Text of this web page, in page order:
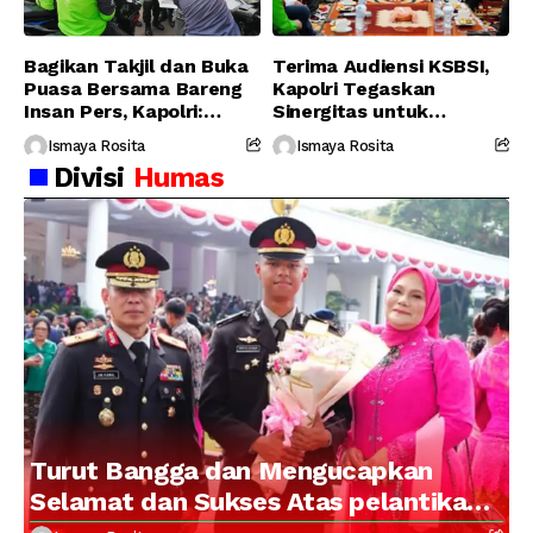
Bagikan Takjil dan Buka
Puasa Bersama Bareng
Insan Pers, Kapolri:
Suara Media Suara
Publik
Ismaya Rosita
Terima Audiensi KSBSI,
Kapolri Tegaskan
Sinergitas untuk
Perjuangkan Hak Buruh
Ismaya Rosita
Divisi Humas
Turut Bangga dan Mengucapkan
Selamat dan Sukses Atas pelantikan